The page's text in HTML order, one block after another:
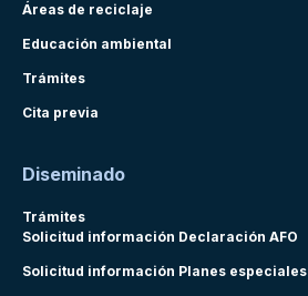
Áreas de reciclaje
Educación ambiental
Trámites
Cita previa
Diseminado
Trámites
Solicitud información Declaración AFO
Solicitud información Planes especiales